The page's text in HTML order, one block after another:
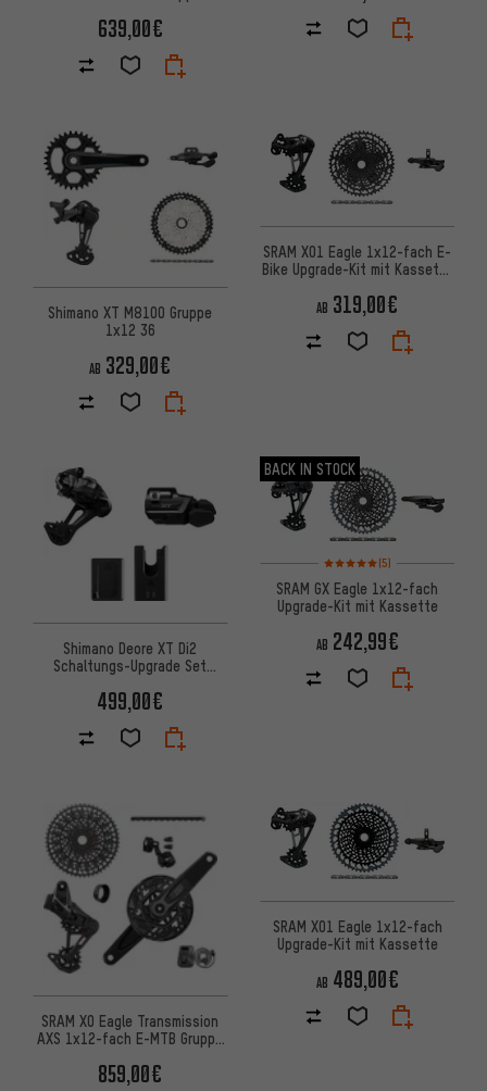
639,00€
Shimano XT M8100 Gruppe
1x12 36
AB 329,00€
SRAM X01 Eagle 1x12-fach E-
Bike Upgrade-Kit mit Kassette
AB 319,00€
Shimano Deore XT Di2
Schaltungs-Upgrade Set
499,00€
BACK IN STOCK
Bewertungen: 5 von 5
(5)
SRAM GX Eagle 1x12-fach
Upgrade-Kit mit Kassette
AB 242,99€
SRAM X0 Eagle Transmission
AXS 1x12-fach E-MTB Gruppe
859,00€
SRAM X01 Eagle 1x12-fach
Upgrade-Kit mit Kassette
AB 489,00€